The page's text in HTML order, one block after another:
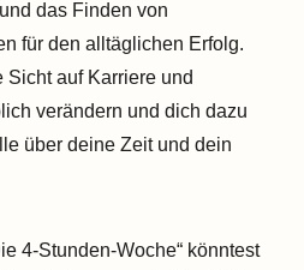
das Finden von
für den alltäglichen Erfolg.
auf Karriere und
verändern und dich dazu
über deine Zeit und dein
4-Stunden-Woche“ könntest